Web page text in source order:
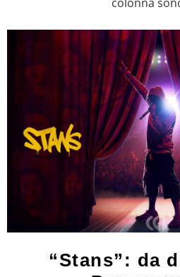
“Stans”: da